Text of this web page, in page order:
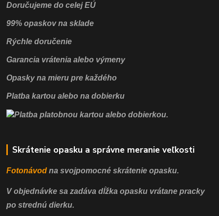
Doručujeme do celej EÚ
99% opaskov na sklade
Rýchle doručenie
Garancia vrátenia alebo výmeny
Opasky na mieru pre každého
Platba kartou alebo na dobierku
Skrátenie opasku a správne meranie veľkosti
Fotonávod na svojpomocnéskrátenie opasku.
V objednávke sa zadáva dĺžka opasku vrátane pracky
po strednú dierku.